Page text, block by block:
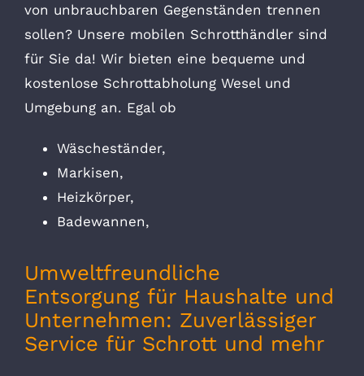
von unbrauchbaren Gegenständen trennen
sollen? Unsere mobilen Schrotthändler sind
für Sie da! Wir bieten eine bequeme und
kostenlose Schrottabholung Wesel und
Umgebung an. Egal ob
Wäscheständer,
Markisen,
Heizkörper,
Badewannen,
Umweltfreundliche
Entsorgung für Haushalte und
Unternehmen: Zuverlässiger
Service für Schrott und mehr